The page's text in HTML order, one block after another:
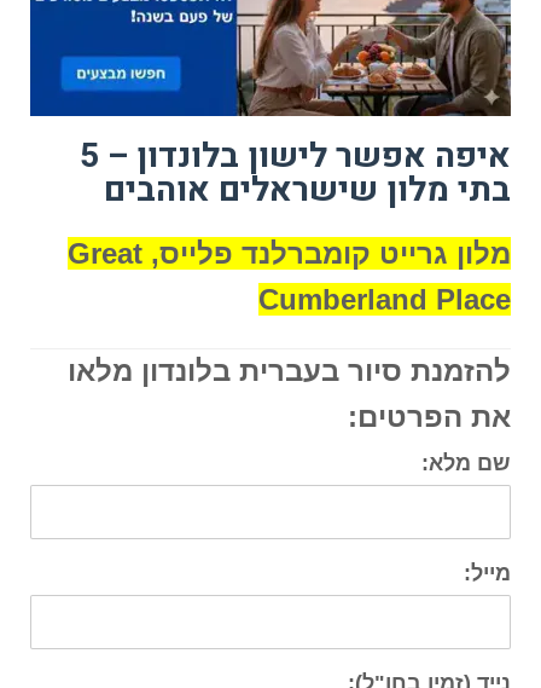
איפה אפשר לישון בלונדון – 5
בתי מלון שישראלים אוהבים
מלון גרייט קומברלנד פלייס, Great
Cumberland Place
להזמנת סיור בעברית בלונדון מלאו
את הפרטים:
שם מלא:
מייל:
נייד (זמין בחו"ל):